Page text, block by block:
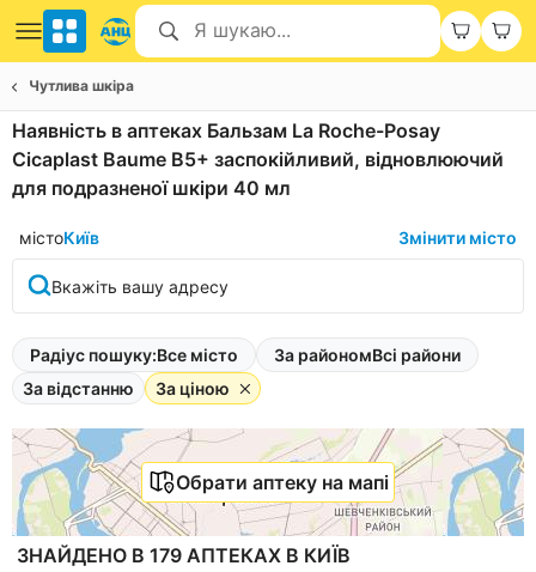
Чутлива шкіра
Наявність в аптеках Бальзам La Roche-Posay
Cicaplast Baume B5+ заспокійливий, відновлюючий
для подразненої шкіри 40 мл
містоКиїв Змінити місто
Вкажіть вашу адресу
Радіус пошуку:Все місто За райономВсі райони
За відстанню
За ціною
Обрати аптеку на мапі
ЗНАЙДЕНО В 179 АПТЕКАХ В КИЇВ